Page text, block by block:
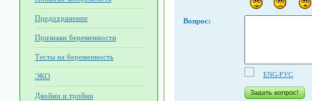
Предохранение
Признаки беременности
Тесты на беременность
ЭКО
Двойни и тройни
Вопрос:
ENG-РУС